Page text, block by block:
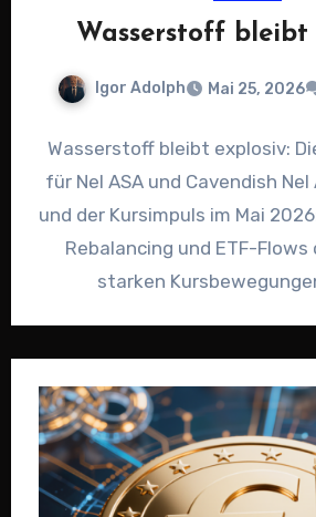
Wasserstoff bleibt
Igor Adolph Mai 25, 2026
Wasserstoff bleibt explosiv:
für Nel ASA und Cavendish Nel
und der Kursimpuls im Mai
Rebalancing und ETF-
starken